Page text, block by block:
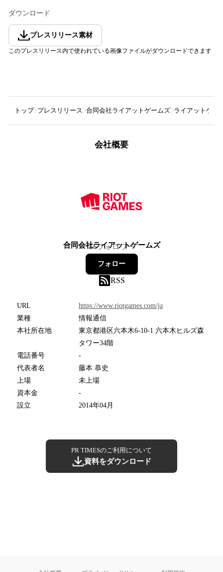
ダウンロード
プレスリリース素材
このプレスリリース内で使われている画像ファイルがダウンロードできます
トップ プレスリリース 合同会社ライアットゲームズ ライアットゲー
会社概要
合同会社ライアットゲームズ
56フォロワー
フォロー
RSS
URL
https://www.riotgames.com/ja
業種
情報通信
本社所在地
東京都港区六本木6-10-1 六本木ヒルズ森
タワー34階
電話番号
-
代表者名
藤本 恭史
上場
未上場
資本金
-
設立
2014年04月
PR TIMESのご利用について
資料をダウンロード